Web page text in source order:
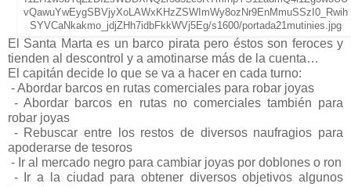
El Santa Marta es un barco pirata pero éstos son feroces y
tienden al descontrol y a amotinarse más de la cuenta…
El capitán decide lo que se va a hacer en cada turno:
- Abordar barcos en rutas comerciales para robar joyas
- Abordar barcos en rutas no comerciales también para
robar joyas
- Rebuscar entre los restos de diversos naufragios para
apoderarse de tesoros
- Ir al mercado negro para cambiar joyas por doblones o ron
- Ir a la ciudad para obtener diversos objetivos algunos